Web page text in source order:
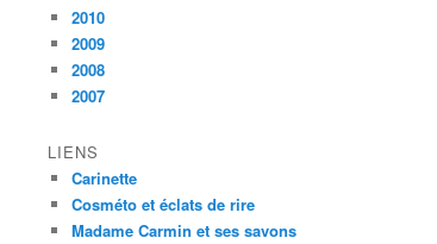
2010
2009
2008
2007
LIENS
Carinette
Cosméto et éclats de rire
Madame Carmin et ses savons